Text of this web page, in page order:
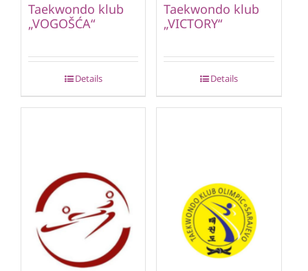
Taekwondo klub
„VOGOŠĆA“
Details
Taekwondo klub
„VICTORY“
Details